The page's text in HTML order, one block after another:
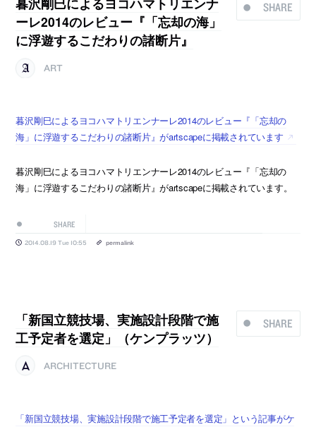
SHARE
ーレ2014のレビュー『「忘却の海」
に浮遊するこだわりの諸断片』
ART
暮沢剛巳によるヨコハマトリエンナーレ2014のレビュー『「忘却の
海」に浮遊するこだわりの諸断片』がartscapeに掲載されています
暮沢剛巳によるヨコハマトリエンナーレ2014のレビュー『「忘却の
海」に浮遊するこだわりの諸断片』がartscapeに掲載されています。
SHARE
2014.08.19 Tue 10:55 permalink
SHARE
「新国立競技場、実施設計段階で施
工予定者を選定」（ケンプラッツ）
ARCHITECTURE
「新国立競技場、実施設計段階で施工予定者を選定」という記事がケ